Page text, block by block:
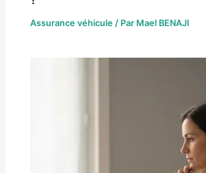
Assurance véhicule / Par Mael BENAJI